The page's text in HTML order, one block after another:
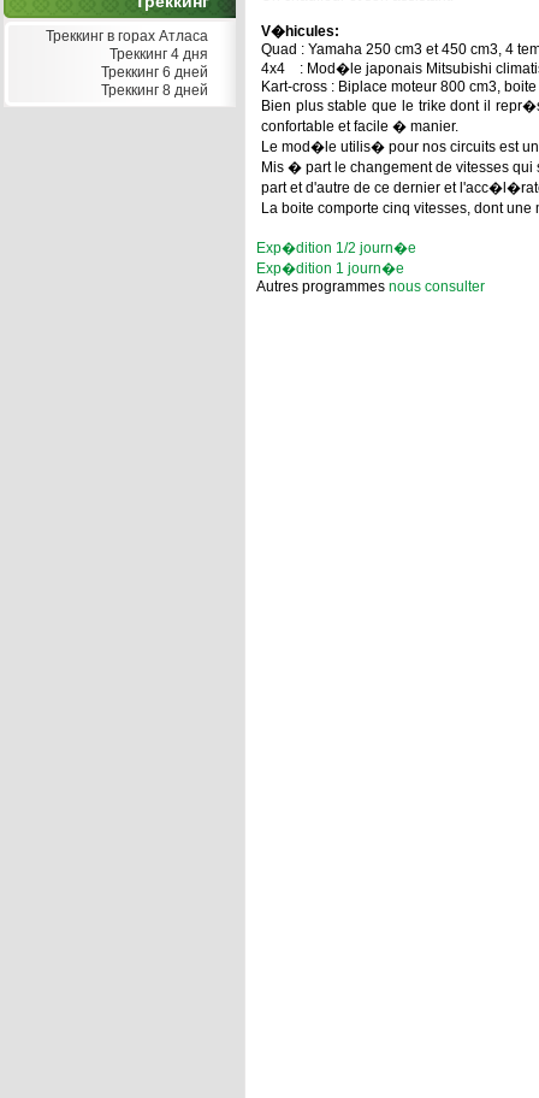
Треккинг в горах Атласа
Треккинг 4 дня
Треккинг 6 дней
Треккинг 8 дней
V�hicules:
Quad : Yamaha 250 cm3 et 450 cm3, 4
4x4 : Mod�le japonais Mitsubishi
Kart-cross : Biplace moteur 800 cm3,
Bien plus stable que le trike dont il
confortable et facile � manier.
Le mod�le utilis� pour nos circuits est
Mis � part le changement de vitesses
part et d'autre de ce dernier et
La boite comporte cinq vitesses, dont
Exp�dition 1/2 journ�e
Exp�dition 1 journ�e
Autres programmes nous consulter